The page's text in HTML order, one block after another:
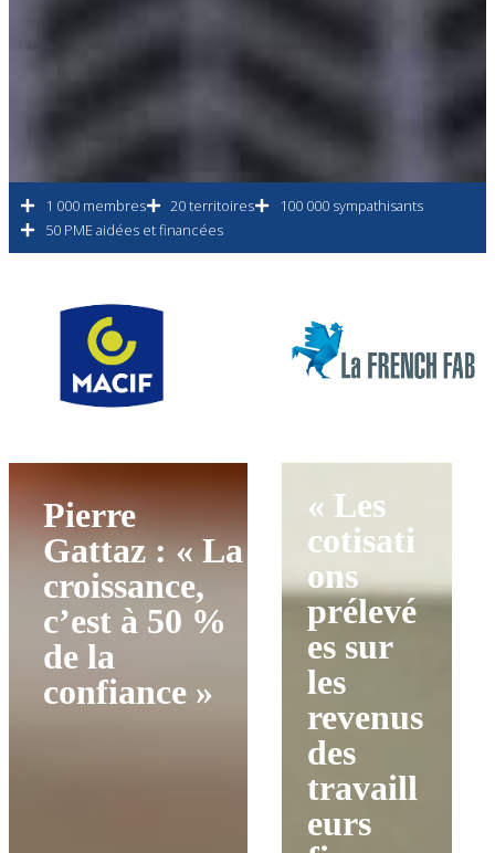
1 000 membres 20 territoires
100 000 sympathisants
50 PME aidées et financées
Pierre
Gattaz : « La
croissance,
c’est à 50 %
de la
confiance »
« Les
cotisati
ons
prélevé
es sur
les
revenus
des
travaill
eurs